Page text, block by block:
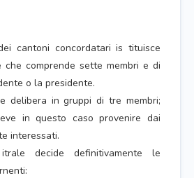
cantoni concordatari is tituisce
che comprende sette membri e di
o la presidente.
delibera in gruppi di tre membri;
in questo caso provenire dai
interessati.
decide definitivamente le